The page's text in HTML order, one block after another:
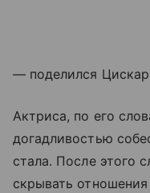
— поделился
Актриса, по его
догадливостью
стала. После этого
скрывать